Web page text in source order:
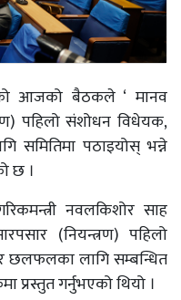
आजको बैठकले ‘ मानव
पहिलो संशोधन विधेयक,
समितिमा पठाइयोस् भन्ने
छ ।
नवलकिशोर साह
(नियन्त्रण) पहिलो
छलफलका लागि सम्बन्धित
प्रस्तुत गर्नुभएको थियो ।